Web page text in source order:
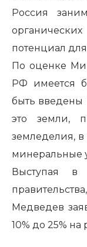
Россия
потенциал
По оценке
РФ имеется
быть введены
это земли,
земледелия,
минеральные
Выступая в
Медведев
10% до 25%